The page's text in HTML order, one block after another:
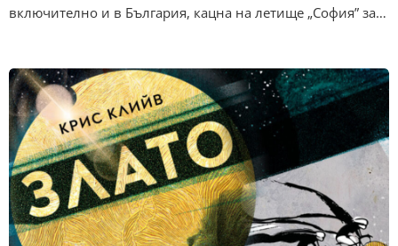
включително и в България, кацна на летище „София” за…